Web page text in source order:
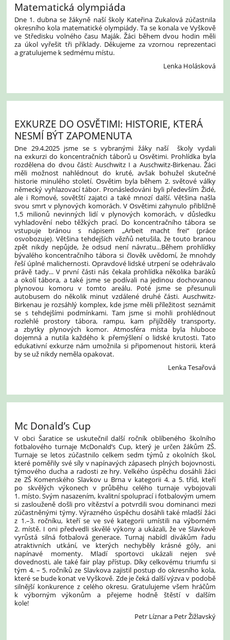
Matematická olympiáda
Dne 1. dubna se žákyně naší školy Kateřina Zukalová zúčastnila
okresního kola matematické olympiády. Ta se konala ve Vyškově
ve Středisku volného času Maják. Žáci během dvou hodin měli
za úkol vyřešit tři příklady. Děkujeme za vzornou reprezentaci
a gratulujeme k sedmému místu.
Lenka Holásková
EXKURZE DO OSVĚTIMI: HISTORIE, KTERÁ
NESMÍ BÝT ZAPOMENUTA
Dne 29.4.2025 jsme se s vybranými žáky naší školy vydali
na exkurzi do koncentračních táborů u Osvětimi. Prohlídka byla
rozdělena do dvou částí: Auschwitz I a Auschwitz-Birkenau. Žáci
měli možnost nahlédnout do kruté, avšak bohužel skutečné
historie minulého století. Osvětim byla během 2. světové války
německý vyhlazovací tábor. Pronásledováni byli především Židé,
ale i Romové, sovětští zajatci a také mnozí další. Většina našla
svou smrt v plynových komorách. V Osvětimi zahynulo přibližně
1,5 milionů nevinných lidí v plynových komorách, v důsledku
vyhladovění nebo těžkých prací. Do koncentračního tábora se
vstupuje bránou s nápisem „Arbeit macht frei“ (práce
osvobozuje). Většina tehdejších vězňů netušila, že touto branou
zpět nikdy nepůjde, že odsud není návratu…Během prohlídky
bývalého koncentračního tábora si člověk uvědomí, že mnohdy
řeší úplné malichernosti. Opravdové lidské utrpení se odehrávalo
právě tady... V první části nás čekala prohlídka několika baráků
a okolí tábora, a také jsme se podívali na jedinou dochovanou
plynovou komoru v tomto areálu. Poté jsme se přesunuli
autobusem do několik minut vzdálené druhé části. Auschwitz-
Birkenau je rozsáhlý komplex, kde jsme měli příležitost seznámit
se s tehdejšími podmínkami. Tam jsme si mohli prohlédnout
rozlehlé prostory tábora, rampu, kam přijížděly transporty,
a zbytky plynových komor. Atmosféra místa byla hluboce
dojemná a nutila každého k přemýšlení o lidské krutosti. Tato
edukativní exkurze nám umožnila si připomenout historii, která
by se už nikdy neměla opakovat.
Lenka Tesařová
Mc Donald’s Cup
V obci Šaratice se uskutečnil další ročník oblíbeného školního
fotbalového turnaje McDonald’s Cup, který je určen žákům ZŠ.
Turnaje se letos zúčastnilo celkem sedm týmů z okolních škol,
které poměřily své síly v napínavých zápasech plných bojovnosti,
týmového ducha a radosti ze hry. Velkého úspěchu dosáhli žáci
ze ZŠ Komenského Slavkov u Brna v kategorii 4. a 5. tříd, kteří
po skvělých výkonech v průběhu celého turnaje vybojovali
1. místo. Svým nasazením, kvalitní spoluprací i fotbalovým umem
si zaslouženě došli pro vítězství a potvrdili svou dominanci mezi
zúčastněnými týmy. Výrazného úspěchu dosáhli také mladší žáci
z 1.–3. ročníku, kteří se ve své kategorii umístili na výborném
2. místě. I oni předvedli skvělé výkony a ukázali, že ve Slavkově
vyrůstá silná fotbalová generace. Turnaj nabídl divákům řadu
atraktivních utkání, ve kterých nechyběly krásné góly, ani
napínavé momenty. Mladí sportovci ukázali nejen své
dovednosti, ale také fair play přístup. Díky celkovému triumfu si
tým 4. – 5. ročníků ze Slavkova zajistil postup do okresního kola,
které se bude konat ve Vyškově. Zde je čeká další výzva v podobě
silnější konkurence z celého okresu. Gratulujeme všem hráčům
k výborným výkonům a přejeme hodně štěstí v dalším
kole!
Petr Líznar a Petr Žižlavský